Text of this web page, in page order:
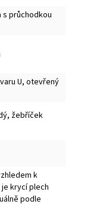
s průchodkou
U, otevřený
žebříček
k
krycí plech
podle